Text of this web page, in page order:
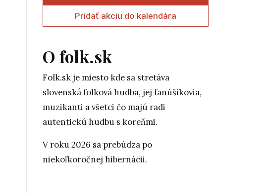
Pridať akciu do kalendára
O folk.sk
Folk.sk je miesto kde sa stretáva
slovenská folková hudba, jej fanúšikovia,
muzikanti a všetci čo majú radi
autentickú hudbu s koreňmi.
V roku 2026 sa prebúdza po
niekoľkoročnej hibernácii.